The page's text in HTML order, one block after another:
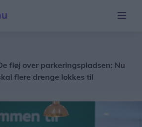
over parkeringspladsen: Nu
drenge lokkes til